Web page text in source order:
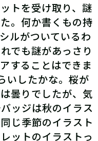
トを受け取り、謎
。何か書くもの持
ルがついているわ
でも謎があっさり
することはできま
いしたかな。桜が
曇りでしたが、気
ッジは秋のイラス
じ季節のイラスト
ットのイラストっ